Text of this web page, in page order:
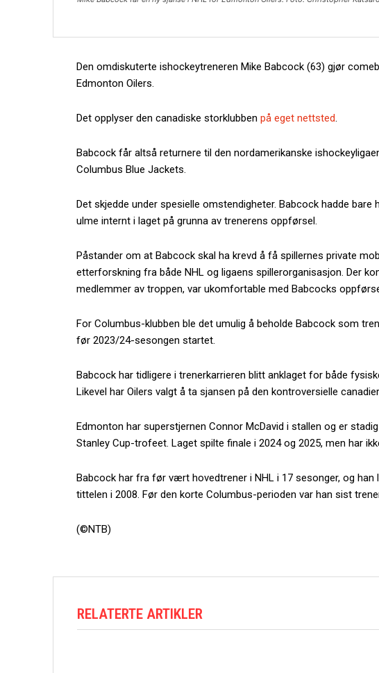
Den omdiskuterte ishockeytreneren Mike Babcock (63) gjør
Edmonton Oilers.
Det opplyser den canadiske storklubben på eget nettsted.
Babcock får altså returnere til den nordamerikanske
Columbus Blue Jackets.
Det skjedde under spesielle omstendigheter. Babcock hadde
ulme internt i laget på grunna av trenerens oppførsel.
Påstander om at Babcock skal ha krevd å få spillernes private
etterforskning fra både NHL og ligaens spillerorganisasjon. Der
medlemmer av troppen, var ukomfortable med Babcocks
For Columbus-klubben ble det umulig å beholde Babcock som
før 2023/24-sesongen startet.
Babcock har tidligere i trenerkarrieren blitt anklaget for både
Likevel har Oilers valgt å ta sjansen på den kontroversielle
Edmonton har superstjernen Connor McDavid i stallen og er
Stanley Cup-trofeet. Laget spilte finale i 2024 og 2025, men har
Babcock har fra før vært hovedtrener i NHL i 17 sesonger, og han
tittelen i 2008. Før den korte Columbus-perioden var han sist
(©NTB)
RELATERTE ARTIKLER